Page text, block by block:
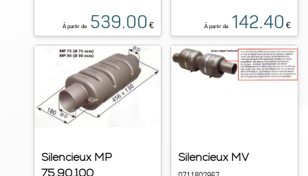
À partir de 539.00 € À partir de 142.40 €
Silencieux MP
75,90,100
Silencieux MV